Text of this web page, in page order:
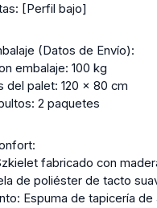
[Perfil bajo]
(Datos de Envío):
embalaje: 100 kg
del palet: 120 x 80 cm
2 paquetes
fabricado con
de poliéster de tacto
Espuma de tapicería